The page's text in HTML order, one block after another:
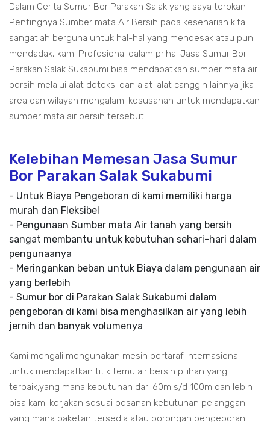
Dalam Cerita Sumur Bor Parakan Salak yang saya terpkan
Pentingnya Sumber mata Air Bersih pada keseharian kita
sangatlah berguna untuk hal-hal yang mendesak atau pun
mendadak, kami Profesional dalam prihal Jasa Sumur Bor
Parakan Salak Sukabumi bisa mendapatkan sumber mata air
bersih melalui alat deteksi dan alat-alat canggih lainnya jika
area dan wilayah mengalami kesusahan untuk mendapatkan
sumber mata air bersih tersebut.
Kelebihan Memesan Jasa Sumur
Bor Parakan Salak Sukabumi
- Untuk Biaya Pengeboran di kami memiliki harga
murah dan Fleksibel
- Pengunaan Sumber mata Air tanah yang bersih
sangat membantu untuk kebutuhan sehari-hari dalam
pengunaanya
- Meringankan beban untuk Biaya dalam pengunaan air
yang berlebih
- Sumur bor di Parakan Salak Sukabumi dalam
pengeboran di kami bisa menghasilkan air yang lebih
jernih dan banyak volumenya
Kami mengali mengunakan mesin bertaraf internasional
untuk mendapatkan titik temu air bersih pilihan yang
terbaik,yang mana kebutuhan dari 60m s/d 100m dan lebih
bisa kami kerjakan sesuai pesanan kebutuhan pelanggan
yang mana paketan tersedia atau borongan pengeboran